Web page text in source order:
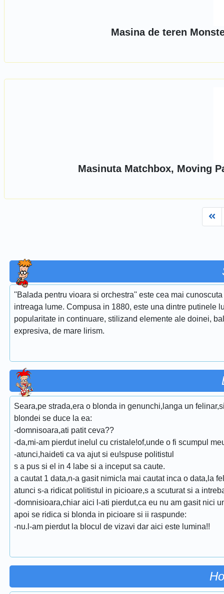
Masina de teren
Masinuta Matchbox, Moving
''Balada pentru vioara si orchestra'' este cea mai
intreaga lume. Compusa in 1880, este una dintre putinele
popularitate in continuare, stilizand elemente ale doinei,
expresiva, de mare lirism.
Seara,pe strada,era o blonda in genunchi,langa un
blondei se duce la ea:
-domnisoara,ati patit ceva??
-da,mi-am pierdut inelul cu cristale!of,unde o fi scumpul
-atunci,haideti ca va ajut si eu!spuse politistul
s a pus si el in 4 labe si a inceput sa caute.
a cautat 1 data,n-a gasit nimic!a mai cautat inca o data,la
atunci s-a ridicat politistul in picioare,s a scuturat si a
-domnisioara,chiar aici l-ati pierdut,ca eu nu am gasit nici
apoi se ridica si blonda in picioare si ii raspunde:
-nu.l-am pierdut la blocul de vizavi dar aici este lumina!!